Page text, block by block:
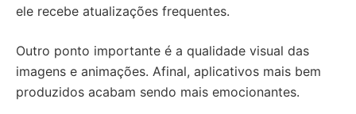
ele recebe atualizações frequentes.
Outro ponto importante é a qualidade visual das
imagens e animações. Afinal, aplicativos mais bem
produzidos acabam sendo mais emocionantes.